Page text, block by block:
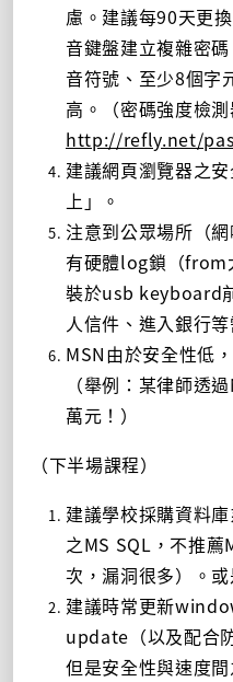
慮。建議每90天更
音鍵盤建立複雜密
音符號、至少8個字
高。（密碼強度檢測
http://refly.net/
建議網頁瀏覽器之
上」。
注意到公眾場所（
有硬體log鎖（from
裝於usb keyboard
人信件、進入銀行
MSN由於安全性低
（舉例：某律師透
萬元！）
（下半場課程）
建議學校採購資料
之MS SQL，不推
次，漏洞很多）。
建議時常更新
update（以及配合
但是安全性與速度